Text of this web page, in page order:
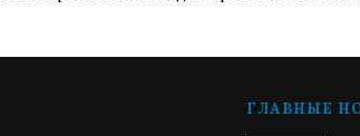
ГЛАВНЫЕ